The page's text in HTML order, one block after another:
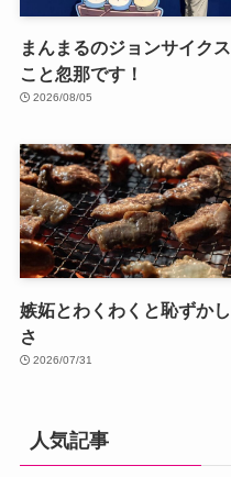
まんまるのジョンサイクス
こと忽那です！
2026/08/05
嫉妬とわくわくと恥ずかし
さ
2026/07/31
人気記事